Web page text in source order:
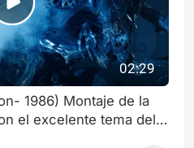
02:29
1986) Montaje de la
el excelente tema del